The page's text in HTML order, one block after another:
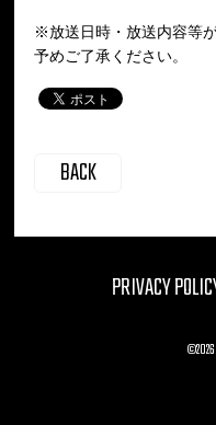
※放送日時・放送内容等
予めご了承ください。
BACK
PRIVACY